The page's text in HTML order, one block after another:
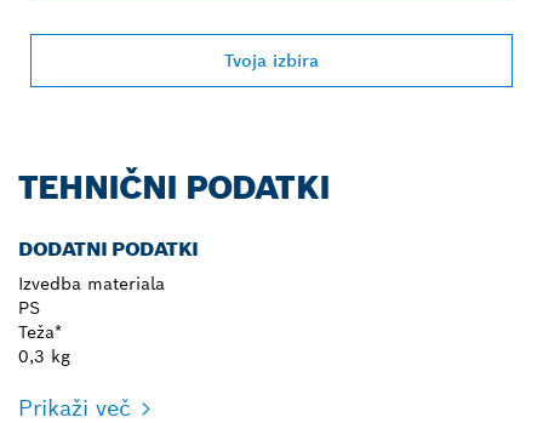
Tvoja izbira
TEHNIČNI PODATKI
DODATNI PODATKI
Izvedba materiala
PS
Teža*
0,3 kg
Prikaži več